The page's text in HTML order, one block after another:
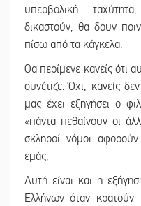
υπερβολική
δικαστούν, θα δουν
πίσω από τα κάγκελα.
Θα περίμενε κανείς ότι
συνέτιζε. Όχι, κανείς
μας έχει εξηγήσει ο
«πάντα πεθαίνουν οι
σκληροί νόμοι
εμάς;
Αυτή είναι και η
Ελλήνων όταν κρατούν